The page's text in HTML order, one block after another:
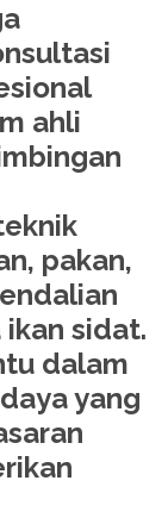
ahli
pakan,
sidat.
dalam
yang